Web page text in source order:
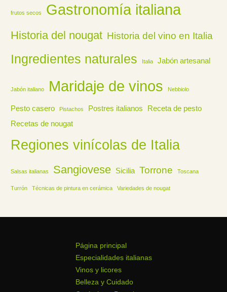
frutos secos Gastronomía italiana
Historia del nougat Historia del vino en Italia
Ingredientes naturales Italia Jabón artesanal
Jabón italiano Maridaje de vinos Nebbiolo
Pesto casero Pistachos Postres italianos
Receta de pesto
Recetas de nougat
Regiones vinícolas de Italia
Salsas italianas Sangiovese Sicilia Torrone Toscana
Turrón Técnicas de pintura en cerámica Variedades de nougat
Página principal
Especialidades italianas
Vinos y licores
Belleza y Cuidado